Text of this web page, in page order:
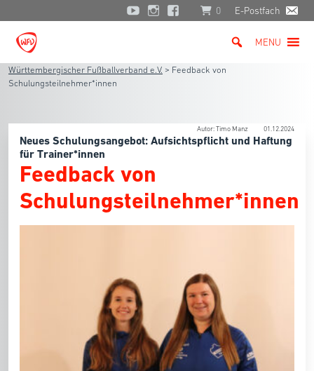
0 E-Postfach
MENU
Württembergischer Fußballverband e.V. > Feedback von
Schulungsteilnehmer*innen
Autor: Timo Manz 01.12.2024
Neues Schulungsangebot: Aufsichtspflicht und Haftung
für Trainer*innen
Feedback von
Schulungsteilnehmer*innen